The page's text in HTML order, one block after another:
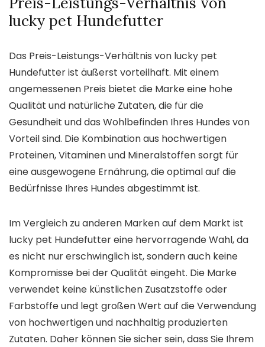
lucky pet Hundefutter
Das Preis-Leistungs-Verhältnis von lucky pet
Hundefutter ist äußerst vorteilhaft. Mit einem
angemessenen Preis bietet die Marke eine hohe
Qualität und natürliche Zutaten, die für die
Gesundheit und das Wohlbefinden Ihres Hundes von
Vorteil sind. Die Kombination aus hochwertigen
Proteinen, Vitaminen und Mineralstoffen sorgt für
eine ausgewogene Ernährung, die optimal auf die
Bedürfnisse Ihres Hundes abgestimmt ist.
Im Vergleich zu anderen Marken auf dem Markt ist
lucky pet Hundefutter eine hervorragende Wahl, da
es nicht nur erschwinglich ist, sondern auch keine
Kompromisse bei der Qualität eingeht. Die Marke
verwendet keine künstlichen Zusatzstoffe oder
Farbstoffe und legt großen Wert auf die Verwendung
von hochwertigen und nachhaltig produzierten
Zutaten. Daher können Sie sicher sein, dass Sie Ihrem